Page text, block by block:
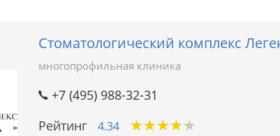
Стоматологический комплекс
многопрофильная клиника
+7 (495) 988-32-31
Рейтинг
4.34 ★★★★★
★★★★★